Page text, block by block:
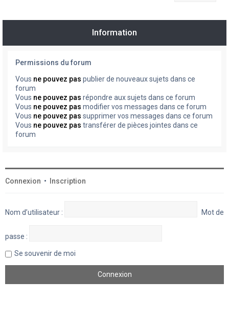
Information
Permissions du forum
Vous ne pouvez pas publier de nouveaux sujets dans ce
forum
Vous ne pouvez pas répondre aux sujets dans ce forum
Vous ne pouvez pas modifier vos messages dans ce forum
Vous ne pouvez pas supprimer vos messages dans ce forum
Vous ne pouvez pas transférer de pièces jointes dans ce
forum
Connexion • Inscription
Nom d’utilisateur : Mot de
passe :
Se souvenir de moi